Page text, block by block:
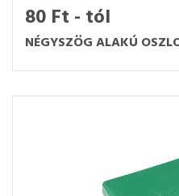
80 Ft - tól
NÉGYSZÖG ALAKÚ